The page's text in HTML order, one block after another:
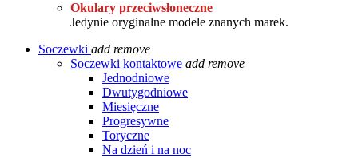
Okulary przeciwsłoneczne
Jedynie oryginalne modele znanych marek.
Soczewki add remove
Soczewki kontaktowe add remove
Jednodniowe
Dwutygodniowe
Miesięczne
Progresywne
Toryczne
Na dzień i na noc